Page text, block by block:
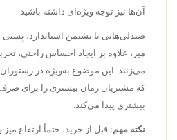
آن‌ها نیز توجه ویژه‌ای داشته باشید.
صندلی‌هایی با نشیمن استاندارد،
میز، علاوه بر ایجاد احساس راحتی،
می‌زنند. این موضوع به‌ویژه در
که مشتریان زمان بیشتری را برای
بیشتری پیدا می‌کند.
نکته مهم: قبل از خرید، حتماً ارتفاع میز